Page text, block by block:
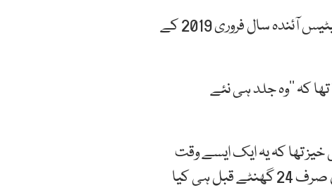
امریکہ کے صدر ڈونلڈ ٹرمپ نے جمعرات کو اعلان کیا تھا کہ سیکریٹری دفاع جم میٹیس آئندہ سال فروری 2019 کے
کہ ’’وہ جلد ہی نئے
تھا کہ یہ ایک ایسے وقت
میں سامنے آیا تھا کہ جب امریکہ نے شام سے اپنی افواج کے انخلا کا باضابطہ اعلان صرف 24 گھنٹے قبل ہی کیا